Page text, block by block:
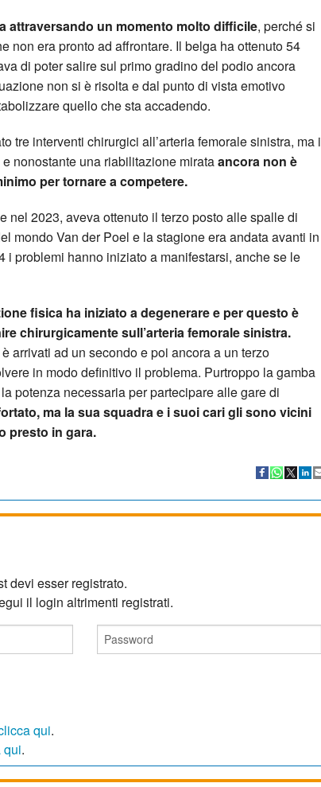
attraversando un momento molto difficile, perché si
non era pronto ad affrontare. Il belga ha ottenuto 54
di poter salire sul primo gradino del podio ancora
non si è risolta e dal punto di vista emotivo
quello che sta accadendo.
tre interventi chirurgici all’arteria femorale sinistra, ma i
nonostante una riabilitazione mirataancora non è
per tornare a competere.
nel 2023, aveva ottenuto il terzo posto alle spalle di
mondo Van der Poel e la stagione era andata avanti in
i problemi hanno iniziato a manifestarsi, anche se le
fisica ha iniziato a degenerare e per questo è
chirurgicamente sull’arteria femorale sinistra.
arrivati ad un secondo e poi ancora a un terzo
in modo definitivo il problema. Purtroppo la gamba
potenza necessaria per partecipare alle gare di
ma la sua squadra e i suoi cari gli sono vicini
presto in gara.
devi esser registrato.
il login altrimenti registrati.
qui.
qui.